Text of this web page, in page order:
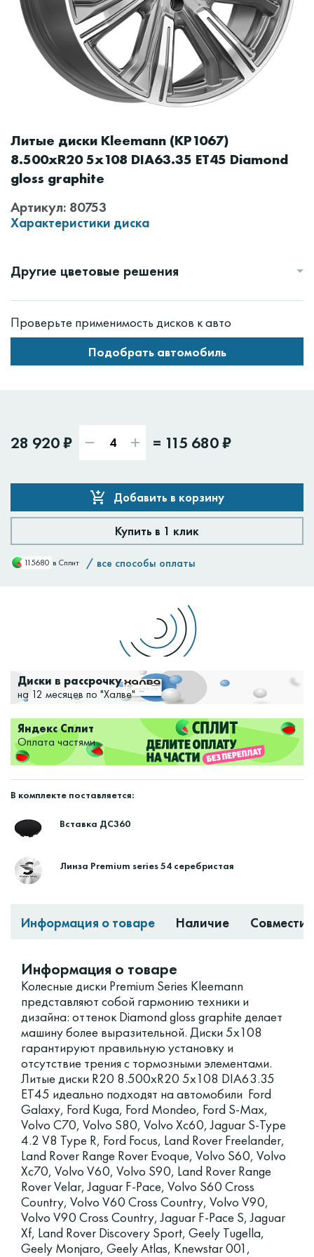
Литые диски Kleemann (КР1067)
8.500xR20 5x108 DIA63.35 ET45 Diamond
gloss graphite
Артикул: 80753
Характеристики диска
Проверьте применимость дисков к авто
Подобрать автомобиль
28 920 ₽ = 115 680 ₽
Добавить в корзину
Купить в 1 клик
115680 в Сплит / все способы оплаты
Другие цветовые решения
Диски в рассрочку
на 12 месяцев по "Халве"
Яндекс Сплит
Оплата частями
В комплекте поставляется:
Вставка ДС360
Линза Premium series 54 серебристая
Информация о товаре Наличие
Информация о товаре
Колесные диски Premium Series Kleemann
представляют собой гармонию техники и
дизайна: оттенок Diamond gloss graphite делает
машину более выразительной. Диски 5x108
гарантируют правильную установку и
отсутствие трения с тормозными элементами.
Литые диски R20 8.500xR20 5x108 DIA63.35
ET45 идеально подходят на автомобили Ford
Galaxy, Ford Kuga, Ford Mondeo, Ford S-Max,
Volvo C70, Volvo S80, Volvo Xc60, Jaguar S-Type
4.2 V8 Type R, Ford Focus, Land Rover Freelander,
Land Rover Range Rover Evoque, Volvo S60, Volvo
Xc70, Volvo V60, Volvo S90, Land Rover Range
Rover Velar, Jaguar F-Pace, Volvo S60 Cross
Country, Volvo V60 Cross Country, Volvo V90,
Volvo V90 Cross Country, Jaguar F-Pace S, Jaguar
Xf, Land Rover Discovery Sport, Geely Tugella,
Geely Monjaro, Geely Atlas, Knewstar 001,